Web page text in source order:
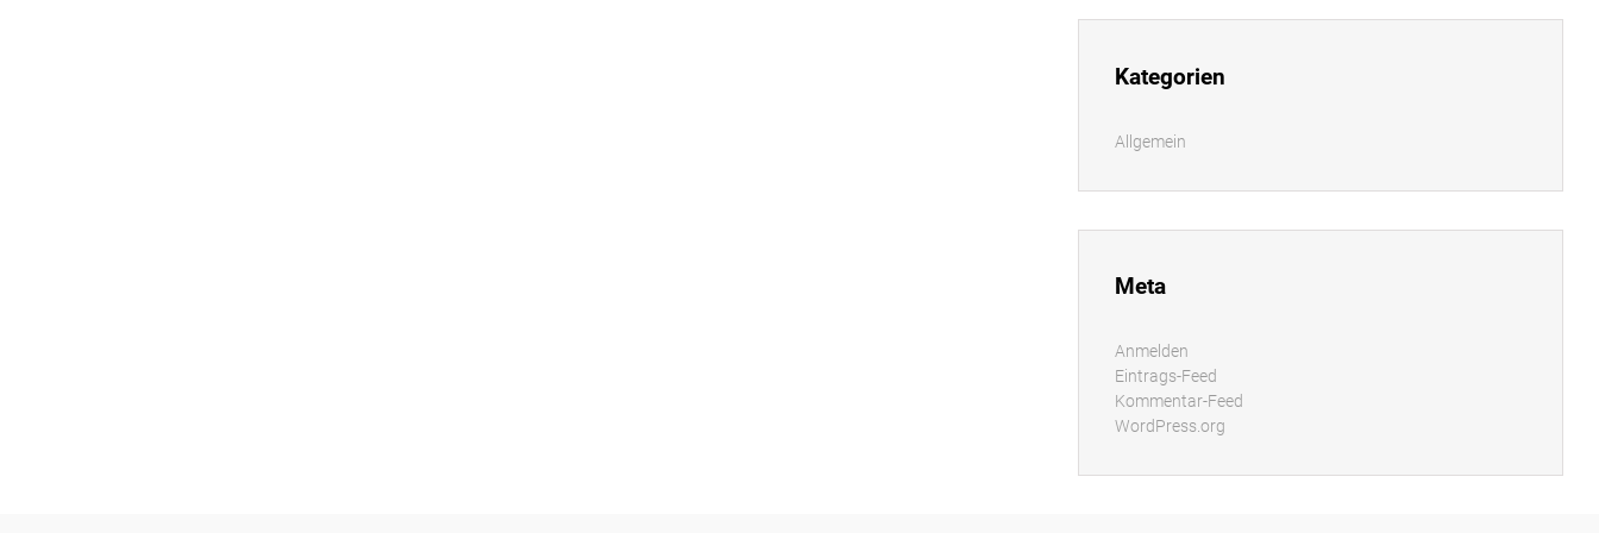
Kategorien
Allgemein
Meta
Anmelden
Eintrags-Feed
Kommentar-Feed
WordPress.org